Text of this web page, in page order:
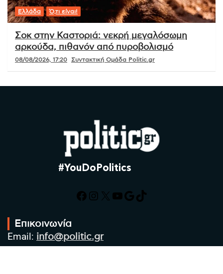
Ελλάδα Ό,τι είναι!
Σοκ στην Καστοριά: νεκρή μεγαλόσωμη
αρκούδα, πιθανόν από πυροβολισμό
08/08/2026, 17:20 Συντακτική Ομάδα Politic.gr
#YouDoPolitics
Facebook
Instagram
X YouTube
Google
TikTok
Επικοινωνία
Email: info@politic.gr
Τηλ: